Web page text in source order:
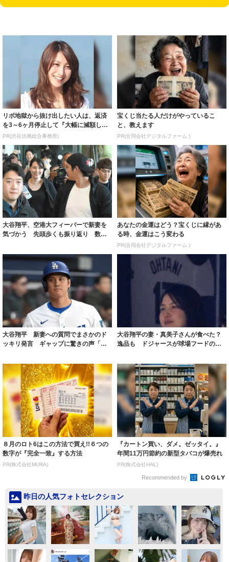
リボ地獄から抜け出したい人は、返済
を3～6ヶ月停止して『大幅に減額して
から返済す...
PR(渋谷法務総合事務所)
宝くじ当たる人だけがやっているこ
と、教えます
PR(合同会社デジタルファーム )
大谷翔平、空港大フィーバーで新妻を
気づかう 先頭歩くも振り返り 数歩
あなたの金運はどう？宝くじに縁があ
る時、金運はこう変わる
PR(合同会社デジタルファーム )
大谷翔平 新妻への質問でまさかのド
ッキリ発言 ギャップに驚きの声「Ｓ
大谷翔平の妻・真美子さんが食べた？
逸品も ドジャースが球場フードの新
８月のロト6はこの方法で買え!!６つの
数字が『完全一致』する方法
PR(株式会社MURA)
『カートン買い、ダメ。ゼッタイ。』
年間11万円節約の新型タバコが爆売れ
PR(株式会社HAL)
Recommended by
昨日の人気フォトセレクション